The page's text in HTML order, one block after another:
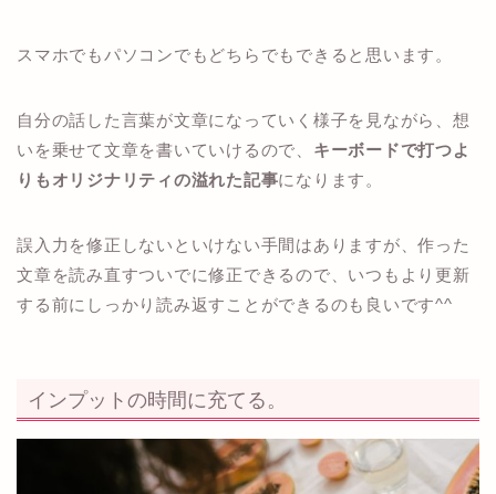
スマホでもパソコンでもどちらでもできると思います。
自分の話した言葉が文章になっていく様子を見ながら、想
いを乗せて文章を書いていけるので、 キーボードで打つよ
りもオリジナリティの溢れた記事になります。
誤入力を修正しないといけない手間はありますが、作った
文章を読み直すついでに修正できるので、いつもより更新
する前にしっかり読み返すことができるのも良いです^^
インプットの時間に充てる。